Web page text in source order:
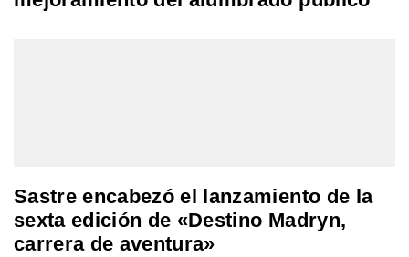
Sastre encabezó el lanzamiento de la
sexta edición de «Destino Madryn,
carrera de aventura»